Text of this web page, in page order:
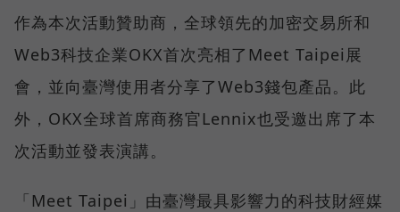
作為本次活動贊助商，全球領先的加密交易所和
Web3科技企業OKX首次亮相了Meet Taipei展
會，並向臺灣使用者分享了Web3錢包產品。此
外，OKX全球首席商務官Lennix也受邀出席了本
次活動並發表演講。
「Meet Taipei」由臺灣最具影響力的科技財經媒